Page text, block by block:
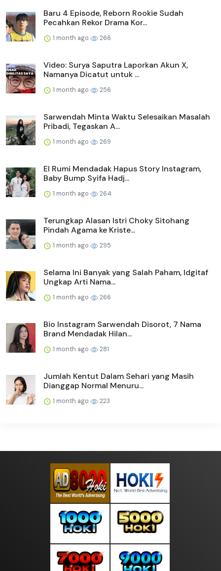
Baru 4 Episode, Reborn Rookie Sudah
Pecahkan Rekor Drama Kor...
1 month ago 266
Video: Surya Saputra Laporkan Akun X,
Namanya Dicatut untuk ...
1 month ago 256
Sarwendah Minta Waktu Selesaikan Masalah
Pribadi, Tegaskan A...
1 month ago 269
El Rumi Mendadak Hapus Story Instagram,
Baby Bump Syifa Hadj...
1 month ago 264
Terungkap Alasan Istri Choky Sitohang
Pindah Agama ke Kriste...
1 month ago 295
Selama Ini Banyak yang Salah Paham, Idgitaf
Ungkap Arti Nama...
1 month ago 266
Bio Instagram Sarwendah Disorot, 7 Nama
Brand Mendadak Hilan...
1 month ago 281
Jumlah Kentut Dalam Sehari yang Masih
Dianggap Normal Menuru...
1 month ago 223